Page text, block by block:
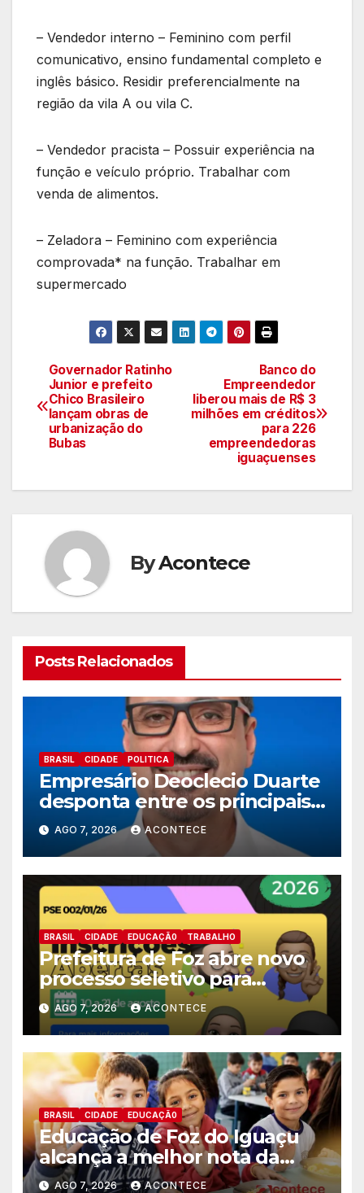
– Vendedor interno – Feminino com perfil
comunicativo, ensino fundamental completo e
inglês básico. Residir preferencialmente na
região da vila A ou vila C.
– Vendedor pracista – Possuir experiência na
função e veículo próprio. Trabalhar com
venda de alimentos.
– Zeladora – Feminino com experiência
comprovada* na função. Trabalhar em
supermercado
Navegação
de
artigos
Banco do
Empreendedor
liberou mais de R$ 3
milhões em créditos
para 226
empreendedoras
iguaçuenses
Governador Ratinho
Junior e prefeito
Chico Brasileiro
lançam obras de
urbanização do
Bubas
ByAcontece
Posts Relacionados
BRASIL CIDADE POLITICA
Empresário Deoclecio Duarte
desponta entre os principais
nomes do União Brasil para
deputado estadual
AGO 7, 2026 ACONTECE
BRASIL CIDADE EDUCAÇÃ0 TRABALHO
Prefeitura de Foz abre novo
processo seletivo para
estagiários
AGO 7, 2026 ACONTECE
BRASIL CIDADE EDUCAÇÃ0
Educação de Foz do Iguaçu
alcança a melhor nota da
história no IDEB
AGO 7, 2026 ACONTECE